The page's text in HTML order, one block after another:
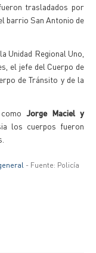
trasladados por
barrio San Antonio de
Unidad Regional Uno,
el jefe del Cuerpo de
de Tránsito y de la
Jorge Maciel y
los cuerpos fueron
- Fuente: Policía